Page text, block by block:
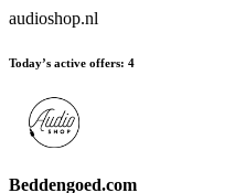
audioshop.nl
Today’s active offers: 4
Beddengoed.com